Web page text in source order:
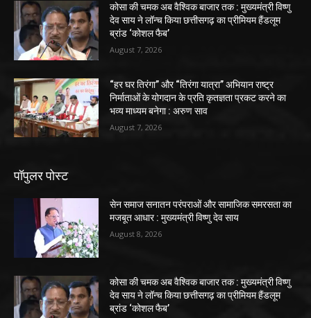
कोसा की चमक अब वैश्विक बाजार तक : मुख्यमंत्री विष्णु
देव साय ने लॉन्च किया छत्तीसगढ़ का प्रीमियम हैंडलूम
ब्रांड ‘कोशल फैब’
August 7, 2026
“हर घर तिरंगा” और “तिरंगा यात्रा” अभियान राष्ट्र
निर्माताओं के योगदान के प्रति कृतज्ञता प्रकट करने का
भव्य माध्यम बनेगा : अरुण साव
August 7, 2026
पॉपुलर पोस्ट
सेन समाज सनातन परंपराओं और सामाजिक समरसता का
मजबूत आधार : मुख्यमंत्री विष्णु देव साय
August 8, 2026
कोसा की चमक अब वैश्विक बाजार तक : मुख्यमंत्री विष्णु
देव साय ने लॉन्च किया छत्तीसगढ़ का प्रीमियम हैंडलूम
ब्रांड ‘कोशल फैब’